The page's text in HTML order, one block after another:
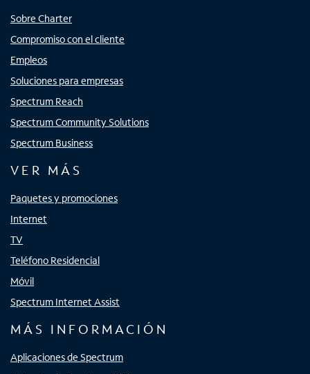
Sobre Charter
Compromiso con el cliente
Empleos
Soluciones para empresas
Spectrum Reach
Spectrum Community Solutions
Spectrum Business
VER MÁS
Paquetes y promociones
Internet
TV
Teléfono Residencial
Móvil
Spectrum Internet Assist
MÁS INFORMACIÓN
Aplicaciones de Spectrum